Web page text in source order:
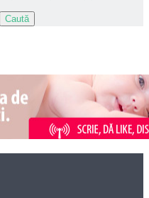
Caută